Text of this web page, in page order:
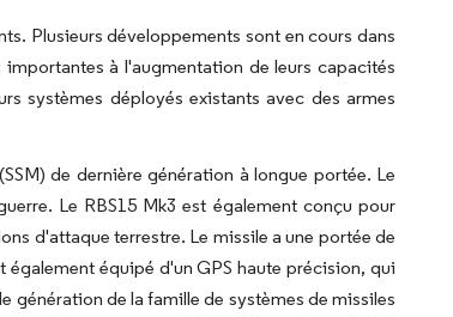
Plusieurs développements sont en cours dans
à l'augmentation de leurs capacités
systèmes déployés existants avec des armes
de dernière génération à longue portée. Le
Le RBS15 Mk3 est également conçu pour
d'attaque terrestre. Le missile a une portée de
équipé d'un GPS haute précision, qui
génération de la famille de systèmes de missiles